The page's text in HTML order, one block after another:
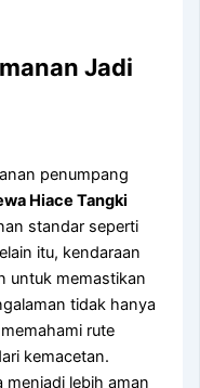
Jadi
penumpang
Hiace Tangki
standar seperti
itu, kendaraan
untuk memastikan
tidak hanya
rute
kemacetan.
menjadi lebih aman